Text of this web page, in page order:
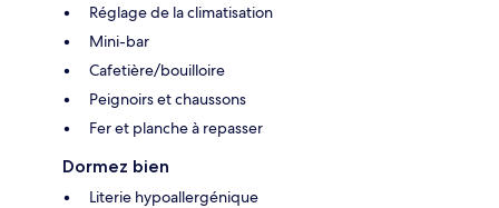
Réglage de la climatisation
Mini-bar
Cafetière/bouilloire
Peignoirs et chaussons
Fer et planche à repasser
Dormez bien
Literie hypoallergénique